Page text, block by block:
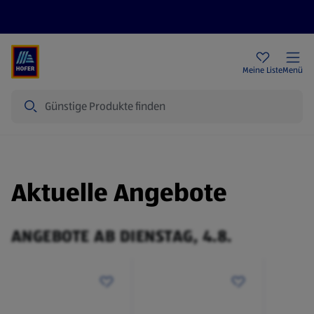
Meine ListeMenü
Aktuelle Angebote
ANGEBOTE AB DIENSTAG, 4.8.